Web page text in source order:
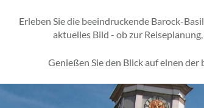
Erleben Sie die beeindruckende Barock-
aktuelles Bild - ob zur
Genießen Sie den Blick auf einen